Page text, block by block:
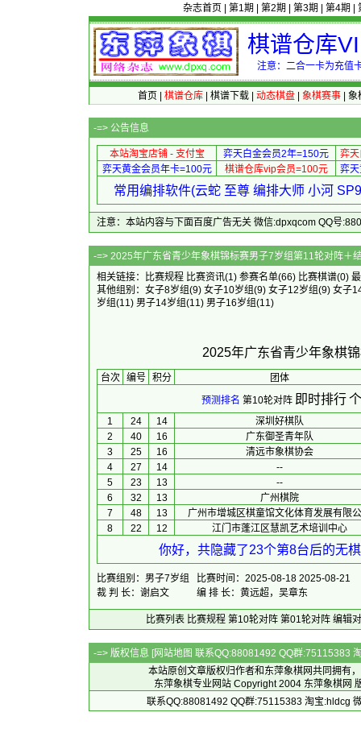
杂志首页 第1期 第2期 第3期 第4期
棋谱仓库
注意：二合一卡为充值
首页 棋谱仓库| 棋谱下载| 动态棋盘| 象棋赛事| 象
-=> 公告信息
本站淘宝店铺 - 支付宝 弈天白金会员2年=150元
弈
弈天黄金会员年卡=100元
棋谱仓库vip会员=100元 弈
常用编排软件(云蛇 至尊 编排大师 小河
注意：本站内容与下面百度广告无关 微信:dpxqcom QQ号
-=> 2025年广东省青少年象棋锦标赛男
相关链接：
比赛规程 比赛资讯(1) 参赛名单(66) 比赛棋谱(0)
其他组别： 女子8岁组(9) 女子10岁组(9) 女子12岁组(9) 女子
岁组(11) 男子14岁组(11) 男子16岁组(11)
2025年广东省青少年象棋
台次 编号 积分
团体
预测排名 第10轮对阵 即时排行
1 24 14
深圳好棋队
2
40 16
广东御圣青年队
3
25 16
清远市象棋协会
4
27 14
--
5
23 13
--
6
32 13
广州棋院
7
48 13
广州市增城区棋童馆文化体育发展有限
8
22 12 江门市蓬江区慧凯艺术培训中心
你好，共隐藏了23个第8台后的无
比赛组别：男子7岁组
比赛时间：2025-08-18 2025-08-21
裁 判 长：谢启文
编 排 长：黄远超，吴章东
比赛列表 比赛规程 第10轮对阵 第01轮对阵 编辑
-=> 版权信息 [网站地图 联系QQ:88081492 QQ群:75115383
本站原创文章版权归作者和 东萍象棋网共同拥有
东萍象棋专业网站 Copyright 2004 东萍象棋网
联系QQ:88081492 QQ群:75115383 淘宝:hldcg